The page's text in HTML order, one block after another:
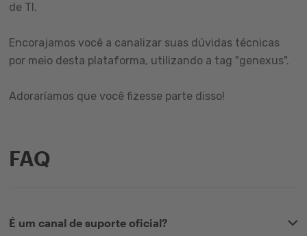
de TI.
Encorajamos você a canalizar suas dúvidas técnicas
por meio desta plataforma, utilizando a tag "genexus".
Adoraríamos que você fizesse parte disso!
FAQ
É um canal de suporte oficial?